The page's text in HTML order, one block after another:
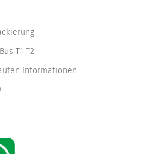
T1 T2
Informationen